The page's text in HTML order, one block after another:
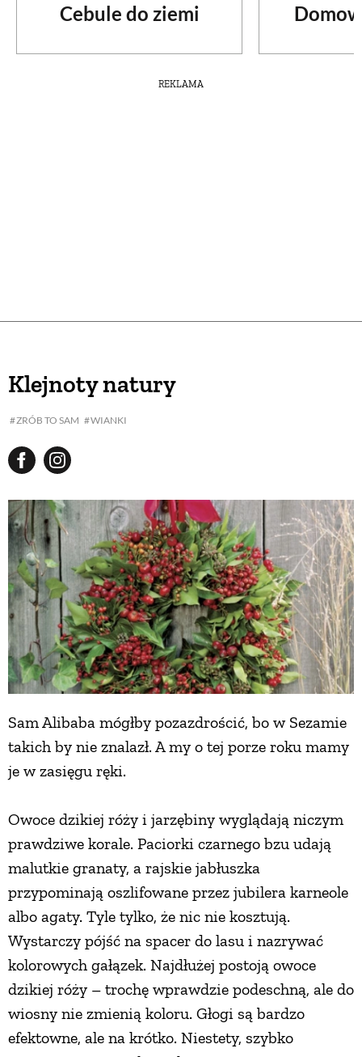
Cebule do ziemi
REKLAMA
Klejnoty natury
ZRÓB TO SAM WIANKI
Sam Alibaba mógłby pozazdrościć, bo w Sezamie
takich by nie znalazł. A my o tej porze roku mamy
je w zasięgu ręki.
Owoce dzikiej róży i jarzębiny wyglądają niczym
prawdziwe korale. Paciorki czarnego bzu udają
malutkie granaty, a rajskie jabłuszka
przypominają oszlifowane przez jubilera karneole
albo agaty. Tyle tylko, że nic nie kosztują.
Wystarczy pójść na spacer do lasu i nazrywać
kolorowych gałązek. Najdłużej postoją owoce
dzikiej róży – trochę wprawdzie podeschną, ale do
wiosny nie zmienią koloru. Głogi są bardzo
efektowne, ale na krótko. Niestety, szybko